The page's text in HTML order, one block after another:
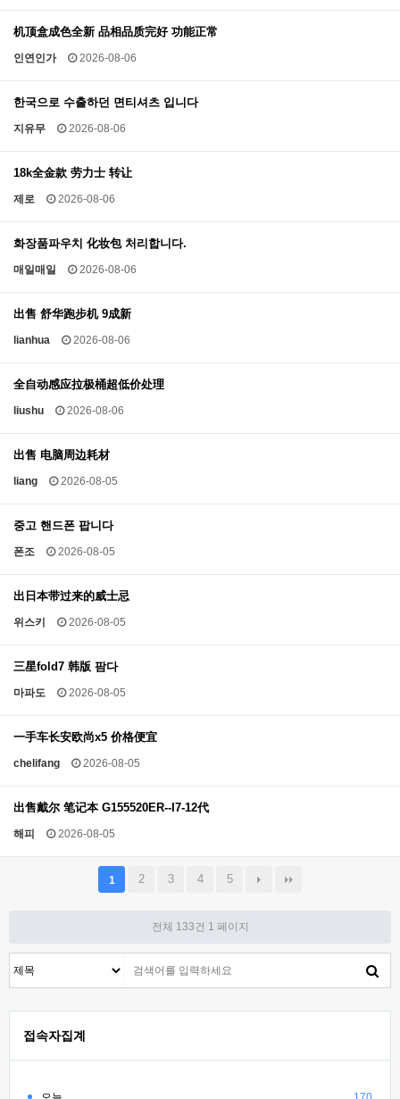
机顶盒成色全新 品相品质完好 功能正常
인연인가 2026-08-06
한국으로 수출하던 면티셔츠 입니다
지유무 2026-08-06
18k全金款 劳力士 转让
제로 2026-08-06
화장품파우치 化妆包 처리합니다.
매일매일 2026-08-06
出售 舒华跑步机 9成新
lianhua 2026-08-06
全自动感应拉极桶超低价处理
liushu 2026-08-06
出售 电脑周边耗材
liang 2026-08-05
중고 핸드폰 팝니다
폰조 2026-08-05
出日本带过来的威士忌
위스키 2026-08-05
三星fold7 韩版 팜다
마파도 2026-08-05
一手车长安欧尚x5 价格便宜
chelifang 2026-08-05
出售戴尔 笔记本 G155520ER--I7-12代
해피 2026-08-05
1 2 3 4 5
전체 133건 1 페이지
접속자집계